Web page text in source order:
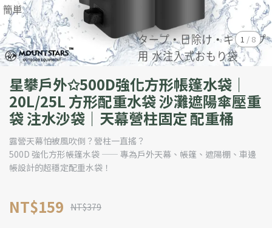
1 / 8
星攀戶外✩500D強化方形帳篷水袋｜
20L/25L 方形配重水袋 沙灘遮陽傘壓重
袋 注水沙袋｜天幕營柱固定 配重桶
露營天幕怕被風吹倒？營柱一直搖？
500D 強化方形帳篷水袋 —— 專為戶外天幕、帳篷、遮陽棚、車邊
帳設計的超穩定配重水袋！
NT$159 NT$379